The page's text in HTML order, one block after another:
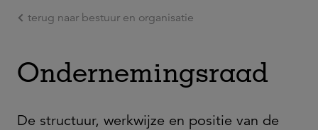
Ga naar de hoofdinhoud
terug naar bestuur en organisatie
Ondernemingsraad
De structuur, werkwijze en positie van de